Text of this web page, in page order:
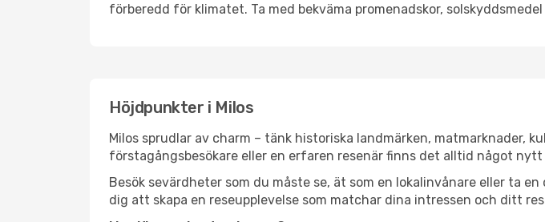
förberedd för klimatet. Ta med bekväma promenadskor,
Höjdpunkter i Milos
Milos sprudlar av charm – tänk historiska landmärken, matmarknader,
förstagångsbesökare eller en erfaren resenär finns det alltid något
Besök sevärdheter som du måste se, ät som en lokalinvånare eller ta
dig att skapa en reseupplevelse som matchar dina intressen och ditt